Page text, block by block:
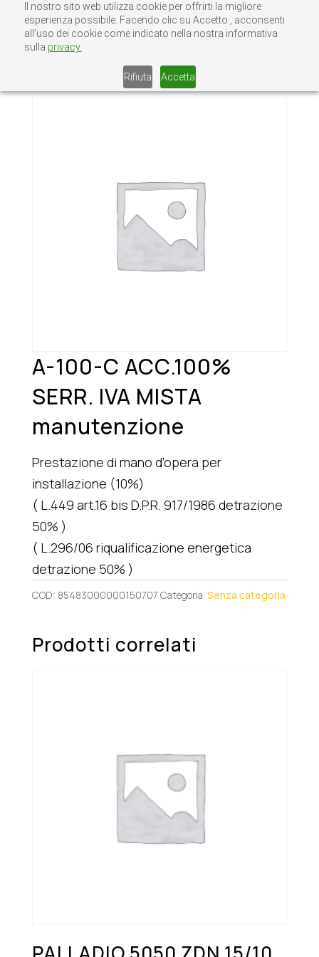
Il nostro sito web utilizza cookie per offrirti la migliore
esperienza possibile. Facendo clic su Accetto , acconsenti
all’uso dei cookie come indicato nella nostra informativa
sulla privacy.
Rifiuta Accetta
Home/Senza categoria
ACC.100% SERR. IVA MISTA manutenzione
A-100-C ACC.100%
SERR. IVA MISTA
manutenzione
Prestazione di mano d’opera per
installazione (10%)
( L.449 art.16 bis D.P.R. 917/1986 detrazione
50% )
( L.296/06 riqualificazione energetica
detrazione 50% )
COD: 85483000000150707 Categoria: Senza categoria
Prodotti correlati